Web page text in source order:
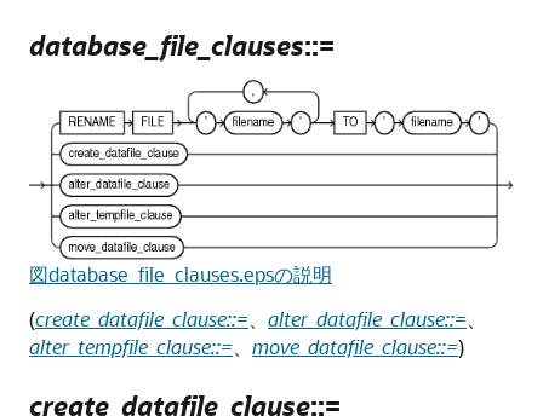
database_file_clauses::=
図database_file_clauses.epsの説明
(create_datafile_clause::= alter_datafile_clause::=
alter_tempfile_clause::=
move_datafile_clause::=)
create_datafile_clause::=